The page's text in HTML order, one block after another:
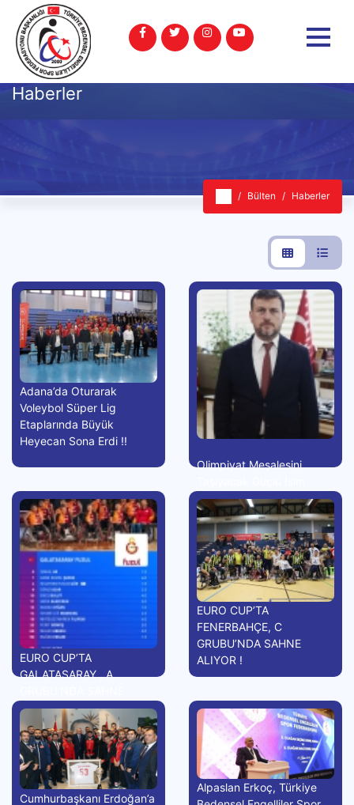
Haberler
Bülten Haberler
Adana’da Oturarak
Voleybol Süper Lig
Etaplarında Büyük
Heyecan Sona Erdi !!
Olimpiyat Meşalesini
EURO CUP’TA
GALATASARAY , A
ALIYOR !
EURO CUP’TA
FENERBAHÇE, C
GRUBU’NDA SAHNE
ALIYOR !
Cumhurbaşkanı Erdoğan’a
Alpaslan Erkoç, Türkiye